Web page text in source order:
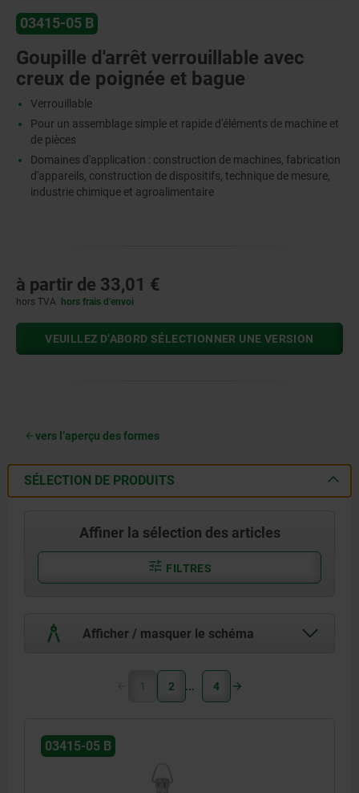
03415-05 B
Goupille d'arrêt verrouillable avec
creux de poignée et bague
Verrouillable
Pour un assemblage simple et rapide d'éléments de machine et
de pièces
Domaines d'application : construction de machines, fabrication
d'appareils, construction de dispositifs, technique de mesure,
industrie chimique et agroalimentaire
à partir de 33,01 €
hors TVA hors frais d’envoi
VEUILLEZ D’ABORD SÉLECTIONNER UNE VERSION
vers l’aperçu des formes
SÉLECTION DE PRODUITS
Affiner la sélection des articles
FILTRES
Afficher / masquer le schéma
1 2 4
03415-05 B